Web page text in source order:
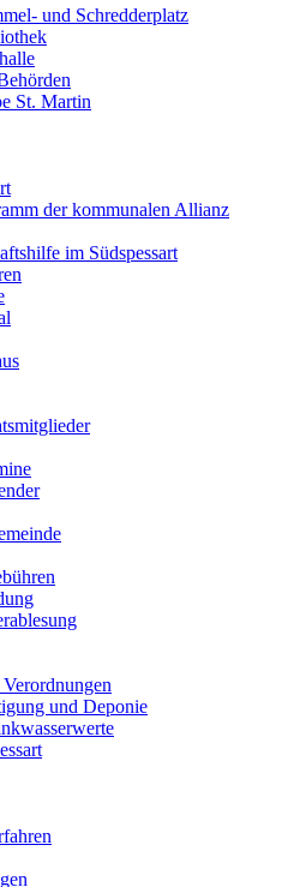
und Schredderplatz
St. Martin
der kommunalen Allianz
im Südspessart
und Deponie